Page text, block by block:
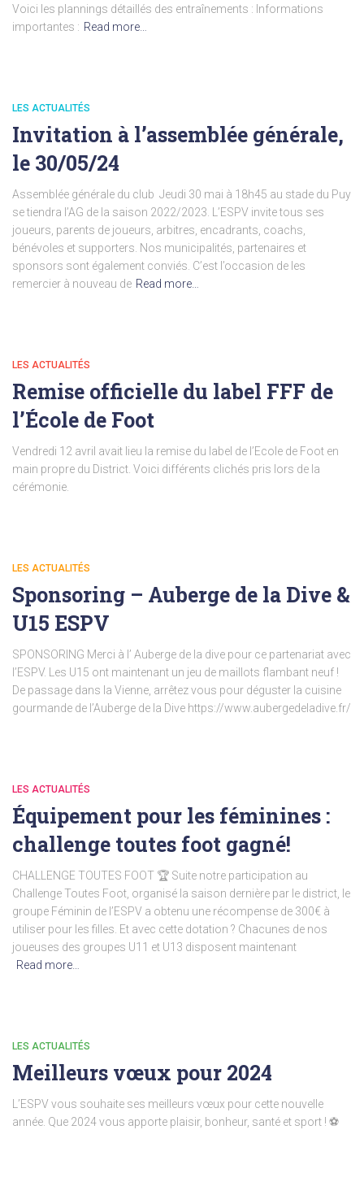
Voici les plannings détaillés des entraînements : Informations
importantes : Read more…
LES ACTUALITÉS
Invitation à l’assemblée générale,
le 30/05/24
Assemblée générale du club Jeudi 30 mai à 18h45 au stade du Puy
se tiendra l’AG de la saison 2022/2023. L’ESPV invite tous ses
joueurs, parents de joueurs, arbitres, encadrants, coachs,
bénévoles et supporters. Nos municipalités, partenaires et
sponsors sont également conviés. C’est l’occasion de les
remercier à nouveau de Read more…
LES ACTUALITÉS
Remise officielle du label FFF de
l’École de Foot
Vendredi 12 avril avait lieu la remise du label de l’Ecole de Foot en
main propre du District. Voici différents clichés pris lors de la
cérémonie.
LES ACTUALITÉS
Sponsoring – Auberge de la Dive &
U15 ESPV
SPONSORING Merci à l’ Auberge de la dive pour ce partenariat avec
l’ESPV. Les U15 ont maintenant un jeu de maillots flambant neuf !
De passage dans la Vienne, arrêtez vous pour déguster la cuisine
gourmande de l’Auberge de la Dive https://www.aubergedeladive.fr/
LES ACTUALITÉS
Équipement pour les féminines :
challenge toutes foot gagné!
CHALLENGE TOUTES FOOT 🏆 Suite notre participation au
Challenge Toutes Foot, organisé la saison dernière par le district, le
groupe Féminin de l’ESPV a obtenu une récompense de 300€ à
utiliser pour les filles. Et avec cette dotation ? Chacunes de nos
joueuses des groupes U11 et U13 disposent maintenant
Read more…
LES ACTUALITÉS
Meilleurs vœux pour 2024
L’ESPV vous souhaite ses meilleurs vœux pour cette nouvelle
année. Que 2024 vous apporte plaisir, bonheur, santé et sport ! ⚽